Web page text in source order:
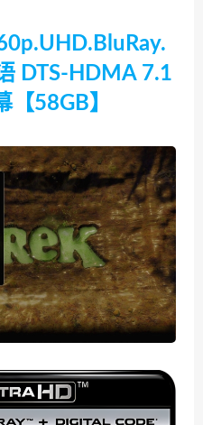
DTS-HDMA 7.1
58GB】